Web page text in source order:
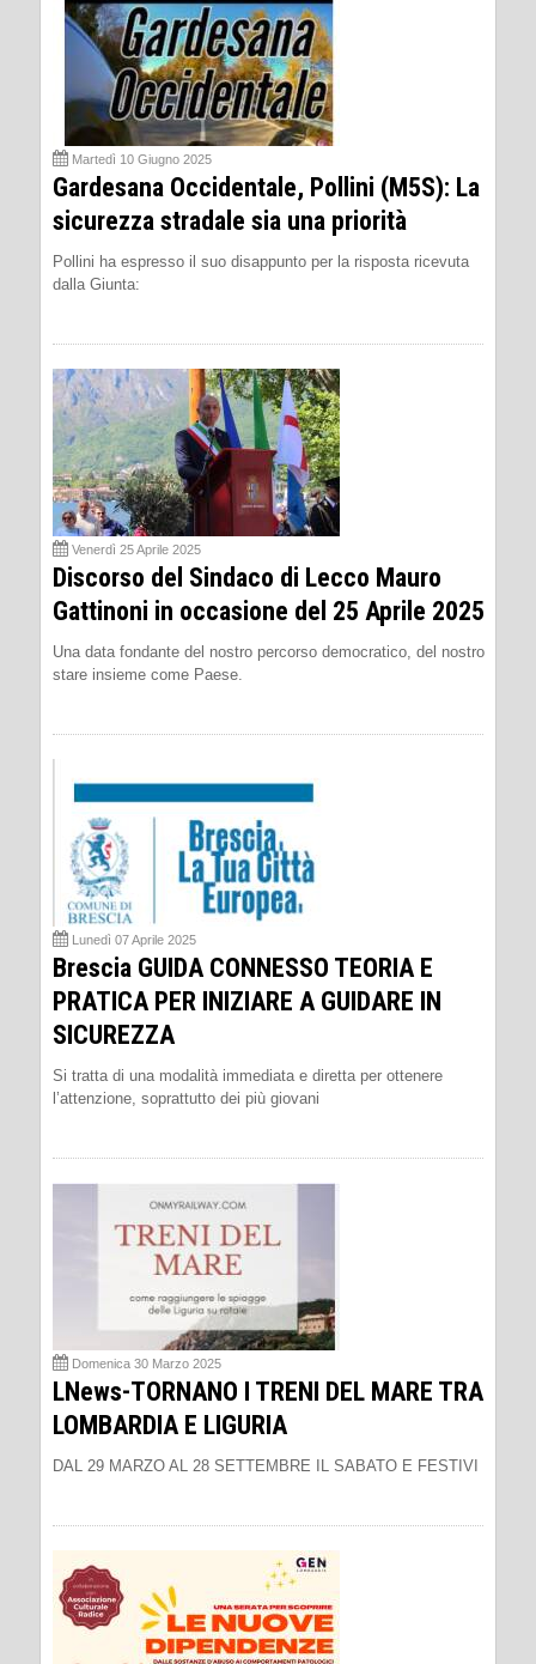
Martedì 10 Giugno 2025
Gardesana Occidentale, Pollini (M5S): La
sicurezza stradale sia una priorità
Pollini ha espresso il suo disappunto per la risposta ricevuta
dalla Giunta:
Venerdì 25 Aprile 2025
Discorso del Sindaco di Lecco Mauro
Gattinoni in occasione del 25 Aprile 2025
Una data fondante del nostro percorso democratico, del nostro
stare insieme come Paese.
Lunedì 07 Aprile 2025
Brescia GUIDA CONNESSO TEORIA E
PRATICA PER INIZIARE A GUIDARE IN
SICUREZZA
Si tratta di una modalità immediata e diretta per ottenere
l’attenzione, soprattutto dei più giovani
Domenica 30 Marzo 2025
LNews-TORNANO I TRENI DEL MARE TRA
LOMBARDIA E LIGURIA
DAL 29 MARZO AL 28 SETTEMBRE IL SABATO E FESTIVI